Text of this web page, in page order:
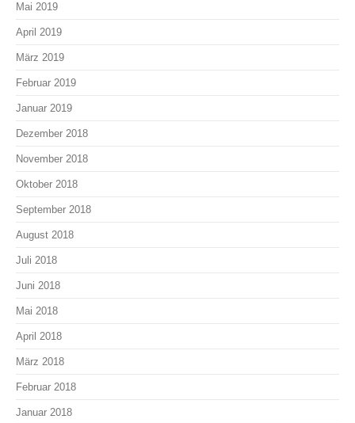
Mai 2019
April 2019
März 2019
Februar 2019
Januar 2019
Dezember 2018
November 2018
Oktober 2018
September 2018
August 2018
Juli 2018
Juni 2018
Mai 2018
April 2018
März 2018
Februar 2018
Januar 2018